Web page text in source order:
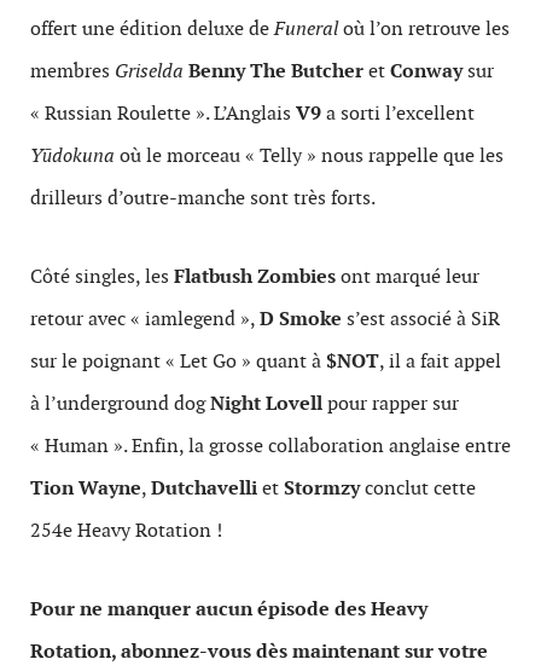
offert une édition deluxe deFuneraloù l’on retrouve les
membres Griselda Benny The ButcheretConwaysur
« Russian Roulette ». L’Anglais V9a sorti l’excellent
Yūdokuna où le morceau « Telly » nous rappelle que les
drilleurs d’outre-manche sont très forts.
Côté singles, les Flatbush Zombiesont marqué leur
retour avec « iamlegend »,D Smoke s’est associé à SiR
sur le poignant « Let Go » quant à$NOT, il a fait appel
à l’underground dogNight Lovellpour rapper sur
« Human ». Enfin, la grosse collaboration anglaise entre
Tion Wayne,DutchavellietStormzyconclut cette
254e Heavy Rotation !
Pour ne manquer aucun épisode des Heavy
Rotation, abonnez-vous dès maintenant sur votre